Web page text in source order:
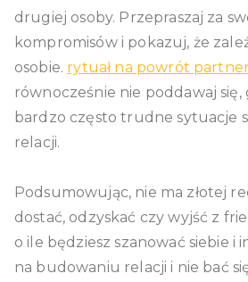
drugiej osoby. Przepraszaj za
kompromisów i pokazuj, że
osobie. rytuał na powrót
równocześnie nie poddawaj
bardzo często trudne sytuacje
relacji.
Podsumowując, nie ma złotej
dostać, odzyskać czy wyjść z
o ile będziesz szanować siebie i
na budowaniu relacji i nie bać